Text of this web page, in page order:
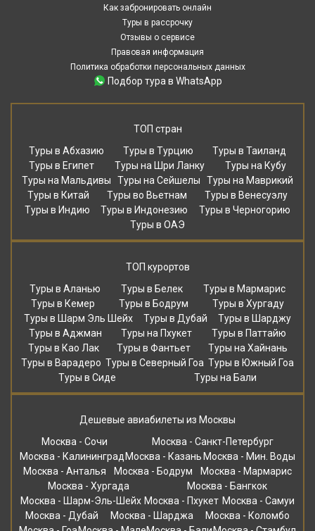
Как забронировать онлайн
Туры в рассрочку
Отзывы о сервисе
Правовая информация
Политика обработки персональных данных
Подбор тура в WhatsApp
ТОП стран
Туры в Абхазию
Туры в Турцию
Туры в Таиланд
Туры в Египет
Туры на Шри Ланку
Туры на Кубу
Туры на Мальдивы
Туры на Сейшелы
Туры на Маврикий
Туры в Китай
Туры во Вьетнам
Туры в Венесуэлу
Туры в Индию
Туры в Индонезию
Туры в Черногорию
Туры в ОАЭ
ТОП курортов
Туры в Аланью
Туры в Белек
Туры в Мармарис
Туры в Кемер
Туры в Бодрум
Туры в Хургаду
Туры в Шарм Эль Шейх
Туры в Дубай
Туры в Шарджу
Туры в Аджман
Туры на Пхукет
Туры в Паттайю
Туры в Као Лак
Туры в Фантьет
Туры на Хайнань
Туры в Варадеро Туры в Северный Гоа Туры в Южный Гоа
Туры в Сиде
Туры на Бали
Дешевые авиабилеты из Москвы
Москва - Сочи
Москва - Санкт-Петербург
Москва - КалининградМосква - КазаньМосква - Мин. Воды
Москва - Анталья
Москва - Бодрум
Москва - Мармарис
Москва - Хургада
Москва - Бангкок
Москва - Шарм-Эль-Шейх Москва - Пхукет Москва - Самуи
Москва - Дубай
Москва - Шарджа
Москва - Коломбо